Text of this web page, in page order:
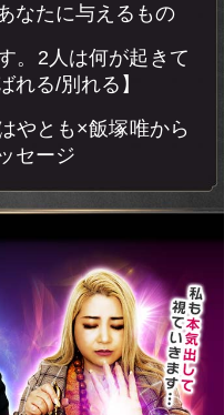
なたに与えるもの
。2人は何が起きて
れる/別れる】
やとも×飯塚唯から
セージ